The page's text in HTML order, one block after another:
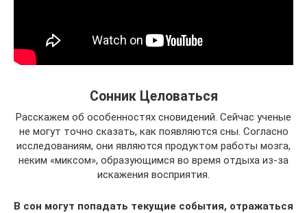
Сонник Целоваться
Расскажем об особенностях сновидений. Сейчас ученые
не могут точно сказать, как появляются сны. Согласно
исследованиям, они являются продуктом работы мозга,
неким «миксом», образующимся во время отдыха из-за
искажения восприятия.
В сон могут попадать текущие события, отражаться